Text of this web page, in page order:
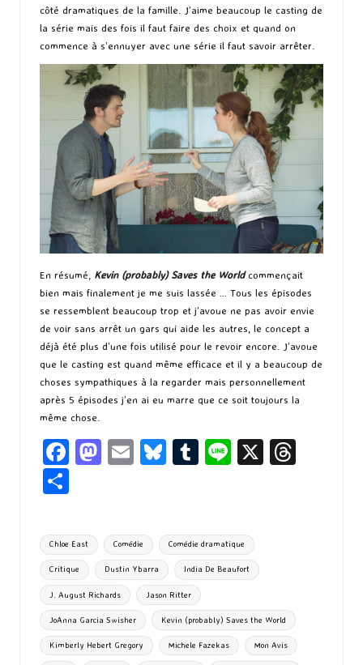
côté dramatiques de la famille. J’aime beaucoup le casting de
la série mais des fois il faut faire des choix et quand on
commence à s’ennuyer avec une série il faut savoir arrêter.
En résumé, Kevin (probably) Saves the World commençait
bien mais finalement je me suis lassée … Tous les épisodes
se ressemblent beaucoup trop et j’avoue ne pas avoir envie
de voir sans arrêt un gars qui aide les autres, le concept a
déjà été plus d’une fois utilisé pour le revoir encore. J’avoue
que le casting est quand même efficace et il y a beaucoup de
choses sympathiques à la regarder mais personnellement
après 5 épisodes j’en ai eu marre que ce soit toujours la
même chose.
Fa
o
o
k
M
d
o
n
E
l
Bl
ky
T
bl
r
Li X
ta
g
er
Tags:
Chloe East Comédie Comédie dramatique
Critique Dustin Ybarra India De Beaufort
J. August Richards Jason Ritter
JoAnna Garcia Swisher Kevin (probably) Saves the World
Kimberly Hebert Gregory Michele Fazekas Mon Avis